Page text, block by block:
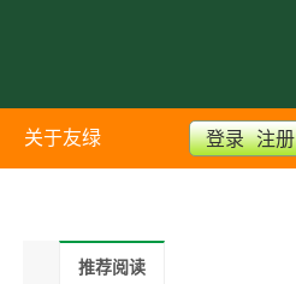
关于友绿 登录 注册
推荐阅读